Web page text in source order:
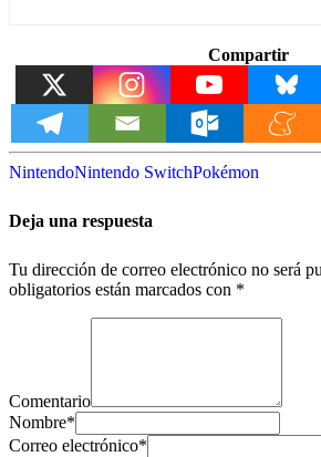
Compartir
NintendoNintendo SwitchPokémon
Deja una respuesta
Tu dirección de correo electrónico no será
obligatorios están marcados con *
Comentario
Nombre*
Correo electrónico*